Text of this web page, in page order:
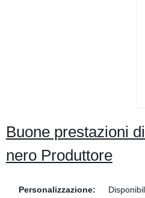
Buone prestazioni
nero Produttore
Personalizzazione: